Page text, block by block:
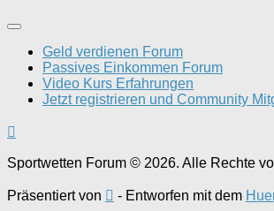
Geld verdienen Forum
Passives Einkommen Forum
Video Kurs Erfahrungen
Jetzt registrieren und Community
Sportwetten Forum © 2026. Alle Rechte
Präsentiert von - Entworfen mit dem